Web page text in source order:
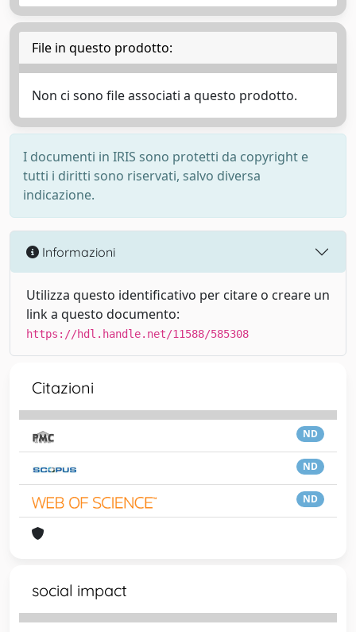
File in questo prodotto:
Non ci sono file associati a questo prodotto.
I documenti in IRIS sono protetti da copyright e
tutti i diritti sono riservati, salvo diversa
indicazione.
Informazioni
Utilizza questo identificativo per citare o creare un
link a questo documento:
https://hdl.handle.net/11588/585308
Citazioni
ND
ND
ND
social impact